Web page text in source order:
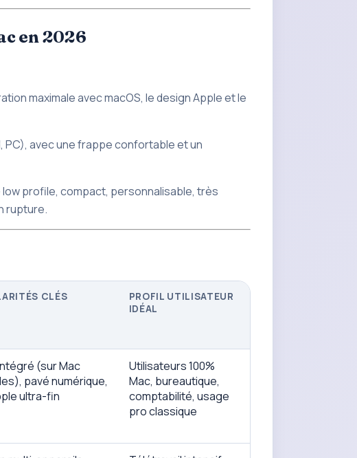
en 2026
maximale avec macOS, le design Apple et le
PC), avec une frappe confortable et un
profile, compact, personnalisable, très
rupture.
CLÉS
PROFIL UTILISATEUR
IDÉAL
(sur Mac
pavé numérique,
ultra-fin
Utilisateurs 100%
Mac, bureautique,
comptabilité, usage
pro classique